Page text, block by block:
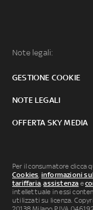
Note legali:
GESTIONE COOKIE
NOTE LEGALI
OFFERTA SKY MEDIA
Per il consumatore clicca
Cookies, informazioni
tariffaria,assistenza e
intellettuale in essi
utilizzati su licenza.